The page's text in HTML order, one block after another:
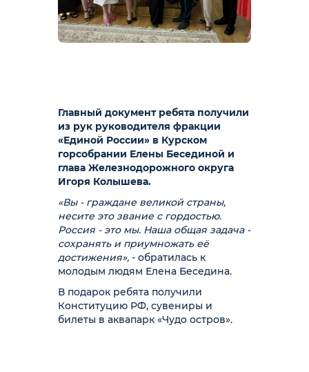
Главный документ ребята получили
из рук руководителя фракции
«Единой России» в Курском
горсобрании Елены Бесединой и
глава Железнодорожного округа
Игоря Колышева.
«Вы - граждане великой страны,
несите это звание с гордостью.
Россия - это мы. Наша общая задача -
сохранять и приумножать её
достижения», - обратилась к
молодым людям Елена Беседина.
В подарок ребята получили
Конституцию РФ, сувениры и
билеты в аквапарк «Чудо остров».